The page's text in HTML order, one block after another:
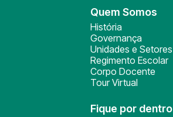
Quem Somos
História
Governança
Unidades e Setores
Regimento Escolar
Corpo Docente
Tour Virtual
Fique por dentro